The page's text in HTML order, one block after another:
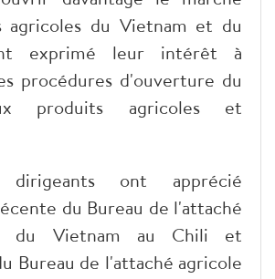
agricoles du Vietnam et du
exprimé leur intérêt à
procédures d'ouverture du
produits agricoles et
ont apprécié
du Bureau de l'attaché
du Vietnam au Chili et
Bureau de l'attaché agricole